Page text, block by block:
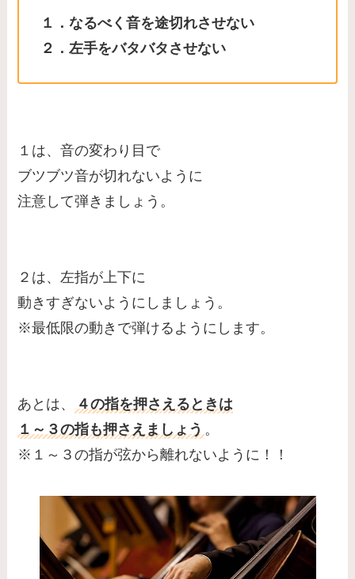
１．なるべく音を途切れさせない
２．左手をバタバタさせない
１は、音の変わり目で
ブツブツ音が切れないように
注意して弾きましょう。
２は、左指が上下に
動きすぎないようにしましょう。
※最低限の動きで弾けるようにします。
あとは、
４の指を押さえるときは
１～３の指も押さえましょう 。
※１～３の指が弦から離れないように！！